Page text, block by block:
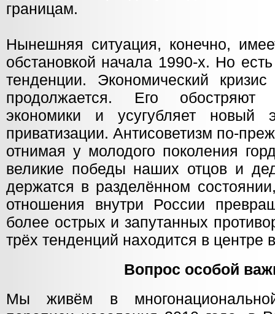
границам.
Нынешняя ситуация, конечно,
обстановкой начала 1990-х. Но
тенденции. Экономический
продолжается. Его
экономики и усугубляет новый
приватизации. Антисоветизм по-
отнимая у молодого поколения
великие победы наших отцов и
держатся в разделённом
отношения внутри России
более острых и запутанных
трёх тенденций находится в
Вопрос особой
Мы живём в